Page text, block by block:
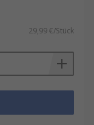
29,99 €/Stück